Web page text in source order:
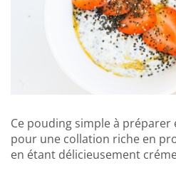
Ce pouding simple à
pour une collation riche en
en étant délicieusement